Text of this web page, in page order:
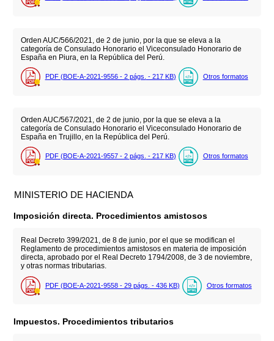
Orden AUC/566/2021, de 2 de junio, por la que se eleva a la
categoría de Consulado Honorario el Viceconsulado Honorario de
España en Piura, en la República del Perú.
PDF (BOE-A-2021-9556 - 2 págs. - 217 KB) Otros formatos
Orden AUC/567/2021, de 2 de junio, por la que se eleva a la
categoría de Consulado Honorario el Viceconsulado Honorario de
España en Trujillo, en la República del Perú.
PDF (BOE-A-2021-9557 - 2 págs. - 217 KB) Otros formatos
MINISTERIO DE HACIENDA
Imposición directa. Procedimientos amistosos
Real Decreto 399/2021, de 8 de junio, por el que se modifican el
Reglamento de procedimientos amistosos en materia de imposición
directa, aprobado por el Real Decreto 1794/2008, de 3 de noviembre,
y otras normas tributarias.
PDF (BOE-A-2021-9558 - 29 págs. - 436 KB) Otros formatos
Impuestos. Procedimientos tributarios